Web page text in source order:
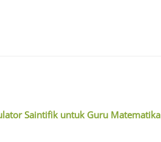
Saintifik untuk Guru Matematika